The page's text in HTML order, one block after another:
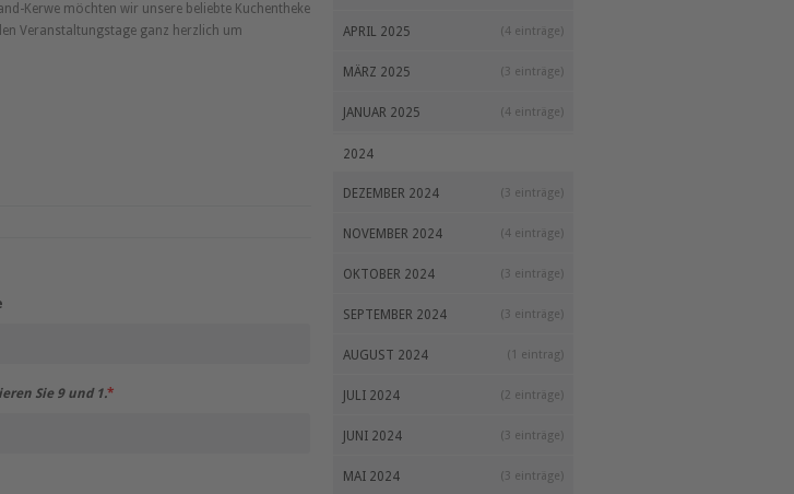
Kerwe möchten wir unsere beliebte Kuchentheke
Veranstaltungstage ganz herzlich um
Sie 9 und 1.*
APRIL 2025 (4 einträge)
MÄRZ 2025 (3 einträge)
JANUAR 2025 (4 einträge)
2024
DEZEMBER 2024 (3 einträge)
NOVEMBER 2024 (4 einträge)
OKTOBER 2024 (3 einträge)
SEPTEMBER 2024 (3 einträge)
AUGUST 2024 (1 eintrag)
JULI 2024 (2 einträge)
JUNI 2024 (3 einträge)
MAI 2024 (3 einträge)